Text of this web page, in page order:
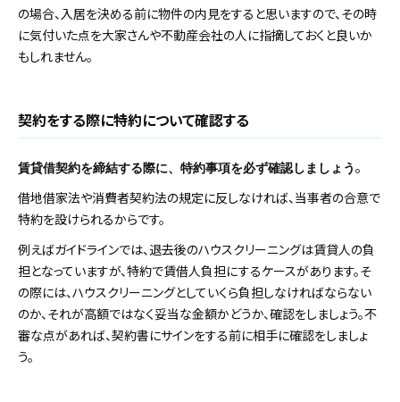
の場合、入居を決める前に物件の内見をすると思いますので、その時
に気付いた点を大家さんや不動産会社の人に指摘しておくと良いか
もしれません。
契約をする際に特約について確認する
賃貸借契約を締結する際に、特約事項を必ず確認しましょう 。
借地借家法や消費者契約法の規定に反しなければ、当事者の合意で
特約を設けられるからです。
例えばガイドラインでは、退去後のハウスクリーニングは賃貸人の負
担となっていますが、特約で賃借人負担にするケースがあります。そ
の際には、ハウスクリーニングとしていくら負担しなければならない
のか、それが高額ではなく妥当な金額かどうか、確認をしましょう。不
審な点があれば、契約書にサインをする前に相手に確認をしましょ
う。